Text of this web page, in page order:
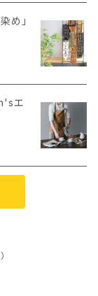
め」
エ